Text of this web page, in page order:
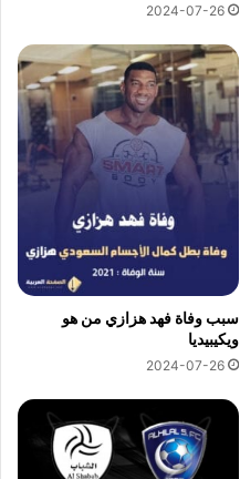
2024-07-26
سبب وفاة فهد هزازي من هو
ويكيبيديا
2024-07-26